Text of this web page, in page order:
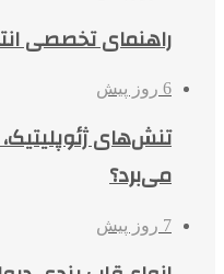
راهنمای تخصصی
6 روز پیش
تنش‌های
می‌برد؟
7 روز پیش